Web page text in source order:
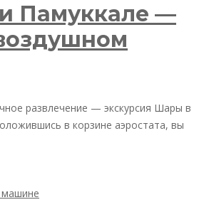
Памуккале —
развлечение — экскурсия Шары в
в корзине аэростата, вы